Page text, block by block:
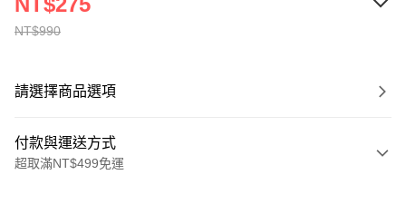
NT$990
請選擇商品選項
付款與運送方式
超取滿NT$499免運